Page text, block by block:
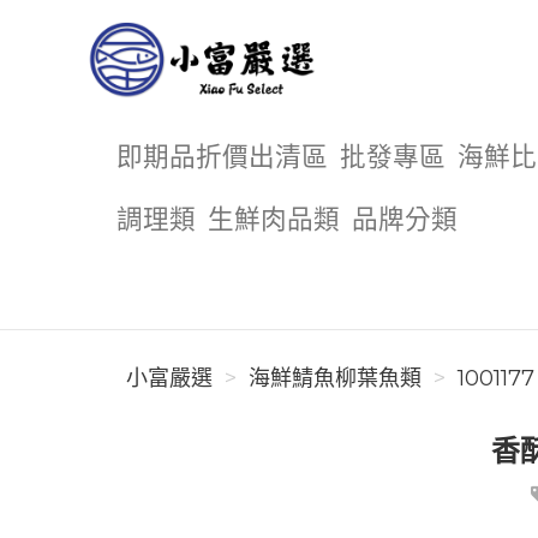
即期品折價出清區 批發專區 海鮮
調理類 生鮮肉品類 品牌分類
小富嚴選 海鮮鯖魚柳葉魚類 1001177
香